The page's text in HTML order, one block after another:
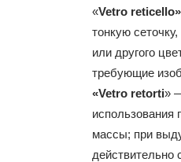
«Vetro reticello»
тонкую
или другого
требующие
«Vetro retorti»
использования
массы; при
действительно